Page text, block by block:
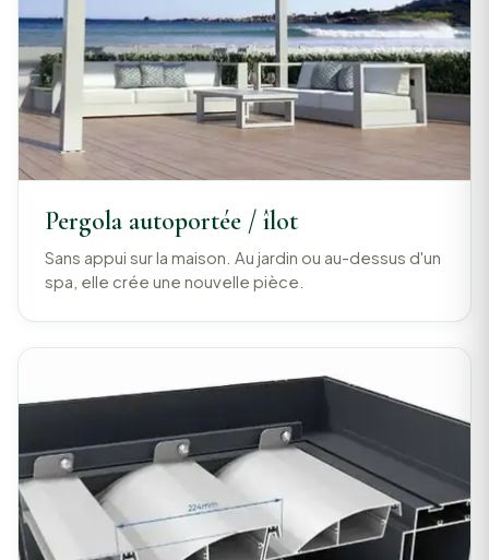
Pergola autoportée / îlot
Sans appui sur la maison. Au jardin ou au-dessus d'un
spa, elle crée une nouvelle pièce.